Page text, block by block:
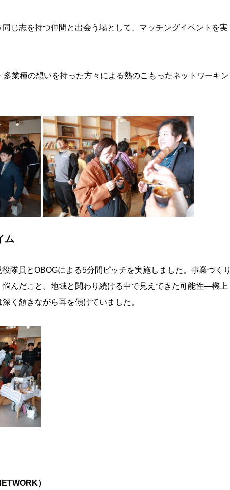
じ志を持つ仲間と出会う場として、マッチングイベントを実
業種の想いを持った方々による熱のこもったネットワーキン
ム
隊員とOBOGによる5分間ピッチを実施しました。事業づくり
んだこと。地域と関わり続ける中で見えてきた可能性―機上
く頷きながら耳を傾けていました。
）